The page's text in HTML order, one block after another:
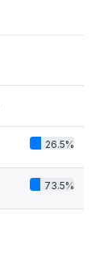
26.5%
73.5%